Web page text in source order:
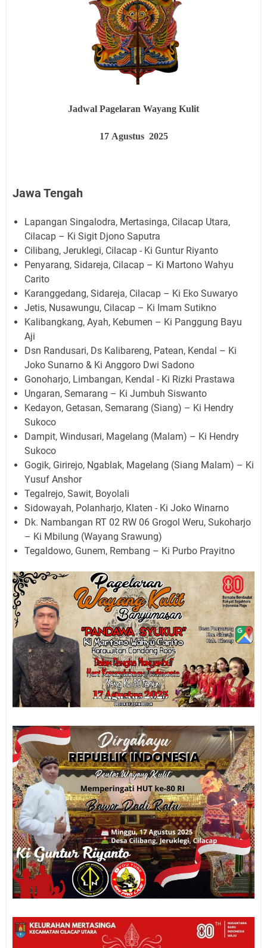
Jadwal Pagelaran Wayang Kulit
17 Agustus 2025
Jawa Tengah
Lapangan Singalodra, Mertasinga, Cilacap Utara,
Cilacap – Ki Sigit Djono Saputra
Cilibang, Jeruklegi, Cilacap - Ki Guntur Riyanto
Penyarang, Sidareja, Cilacap – Ki Martono Wahyu
Carito
Karanggedang, Sidareja, Cilacap – Ki Eko Suwaryo
Jetis, Nusawungu, Cilacap – Ki Imam Sutikno
Kalibangkang, Ayah, Kebumen – Ki Panggung Bayu
Aji
Dsn Randusari, Ds Kalibareng, Patean, Kendal – Ki
Joko Sunarno & Ki Anggoro Dwi Sadono
Gonoharjo, Limbangan, Kendal - Ki Rizki Prastawa
Ungaran, Semarang – Ki Jumbuh Siswanto
Kedayon, Getasan, Semarang (Siang) – Ki Hendry
Sukoco
Dampit, Windusari, Magelang (Malam) – Ki Hendry
Sukoco
Gogik, Girirejo, Ngablak, Magelang (Siang Malam) – Ki
Yusuf Anshor
Tegalrejo, Sawit, Boyolali
Sidowayah, Polanharjo, Klaten - Ki Joko Winarno
Dk. Nambangan RT 02 RW 06 Grogol Weru, Sukoharjo
– Ki Mbilung (Wayang Srawung)
Tegaldowo, Gunem, Rembang – Ki Purbo Prayitno